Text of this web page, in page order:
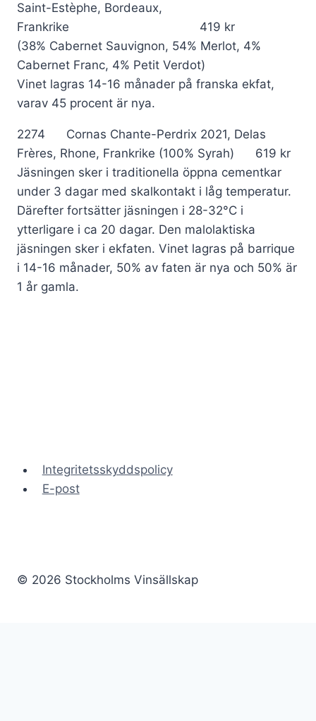
Saint-Estèphe, Bordeaux,
Frankrike 419 kr
(38% Cabernet Sauvignon, 54% Merlot, 4%
Cabernet Franc, 4% Petit Verdot)
Vinet lagras 14-16 månader på franska ekfat,
varav 45 procent är nya.
2274 Cornas Chante-Perdrix 2021, Delas
Frères, Rhone, Frankrike (100% Syrah) 619 kr
Jäsningen sker i traditionella öppna cementkar
under 3 dagar med skalkontakt i låg temperatur.
Därefter fortsätter jäsningen i 28-32°C i
ytterligare i ca 20 dagar. Den malolaktiska
jäsningen sker i ekfaten. Vinet lagras på barrique
i 14-16 månader, 50% av faten är nya och 50% är
1 år gamla.
Integritetsskyddspolicy
E-post
© 2026 Stockholms Vinsällskap